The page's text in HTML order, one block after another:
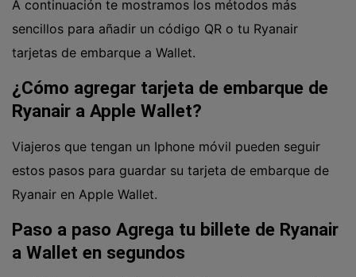
A continuación te mostramos los métodos más
sencillos para añadir un código QR o tu Ryanair
tarjetas de embarque a Wallet.
¿Cómo agregar tarjeta de embarque de
Ryanair a Apple Wallet?
Viajeros que tengan un Iphone móvil pueden seguir
estos pasos para guardar su tarjeta de embarque de
Ryanair en Apple Wallet.
Paso a paso Agrega tu billete de Ryanair
a Wallet en segundos